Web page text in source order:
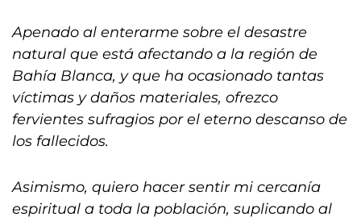
Apenado al enterarme sobre el desastre
natural que está afectando a la región de
Bahía Blanca, y que ha ocasionado tantas
víctimas y daños materiales, ofrezco
fervientes sufragios por el eterno descanso de
los fallecidos.
Asimismo, quiero hacer sentir mi cercanía
espiritual a toda la población, suplicando al